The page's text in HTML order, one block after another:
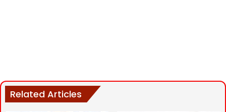
Related Articles